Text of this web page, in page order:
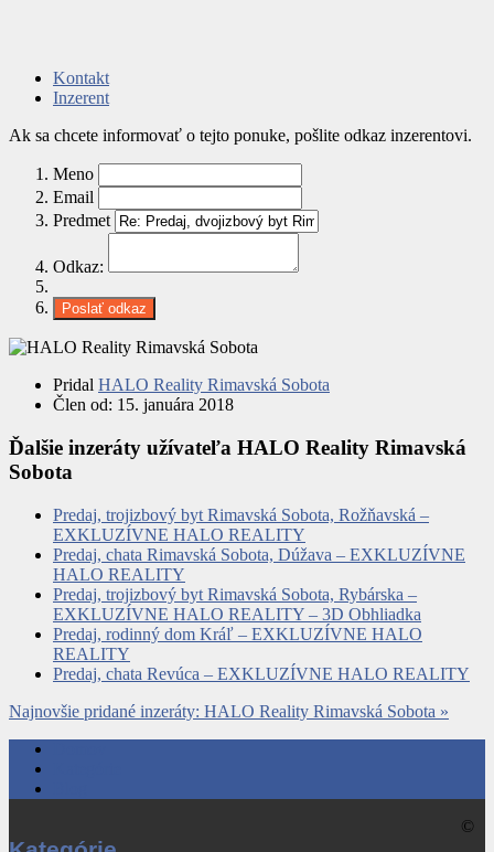
Kontakt
Inzerent
Ak sa chcete informovať o tejto ponuke, pošlite odkaz inzerentovi.
Meno
Email
Predmet
Odkaz:
Pridal HALO Reality Rimavská Sobota
Člen od: 15. januára 2018
Ďalšie inzeráty užívateľa HALO Reality Rimavská
Sobota
Predaj, trojizbový byt Rimavská Sobota, Rožňavská –
EXKLUZÍVNE HALO REALITY
Predaj, chata Rimavská Sobota, Dúžava – EXKLUZÍVNE
HALO REALITY
Predaj, trojizbový byt Rimavská Sobota, Rybárska –
EXKLUZÍVNE HALO REALITY – 3D Obhliadka
Predaj, rodinný dom Kráľ – EXKLUZÍVNE HALO
REALITY
Predaj, chata Revúca – EXKLUZÍVNE HALO REALITY
Najnovšie pridané inzeráty: HALO Reality Rimavská Sobota »
©